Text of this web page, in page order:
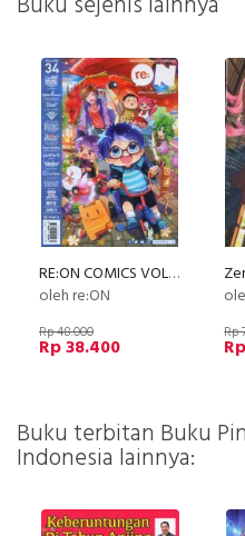
RE:ON COMICS VOL. 34 PERIODICAL COMICS COMPILATION
oleh re:ON
Rp 48.000
Rp 38.400
Rp
Buku terbitan Buku
Indonesia lainnya: